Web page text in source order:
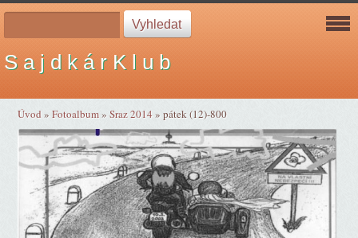
S a j d k á r K l u b
Úvod »Fotoalbum»Sraz 2014»pátek (12)-800